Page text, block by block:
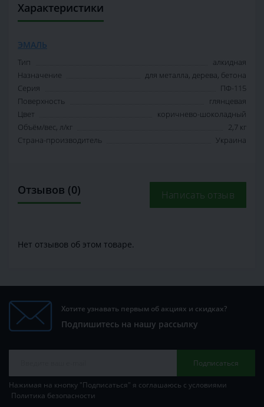
Характеристики
ЭМАЛЬ
Тип
алкидная
Назначение
для металла, дерева, бетона
Серия
ПФ-115
Поверхность
глянцевая
Цвет
коричнево-шоколадный
Объём/вес, л/кг
2,7 кг
Страна-производитель
Украина
Отзывов (0) Написать отзыв
Нет отзывов об этом товаре.
Хотите узнавать первым об акциях и скидках?
Подпишитесь на нашу рассылку
Подписаться
Нажимая на кнопку "Подписаться" я соглашаюсь с условиями
Политика безопасности